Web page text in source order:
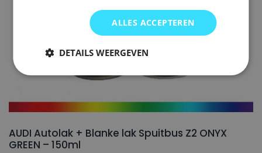
AUDI Autolak + Blanke lak Spuitbus Z2 ONYX
GREEN – 150ml
ALLES ACCEPTEREN
DETAILS WEERGEVEN